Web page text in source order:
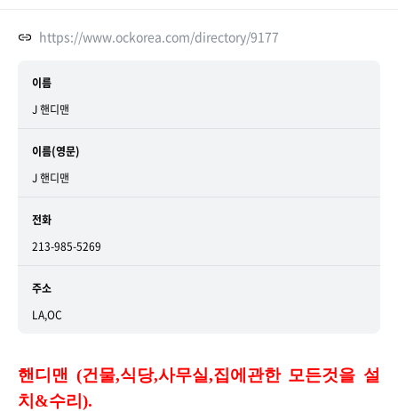
https://www.ockorea.com/directory/9177
이름
J 핸디맨
이름(영문)
J 핸디맨
전화
213-985-5269
주소
LA,OC
핸디맨 (건물,식당,사무실,집에관한 모든것을 설
치&수리).